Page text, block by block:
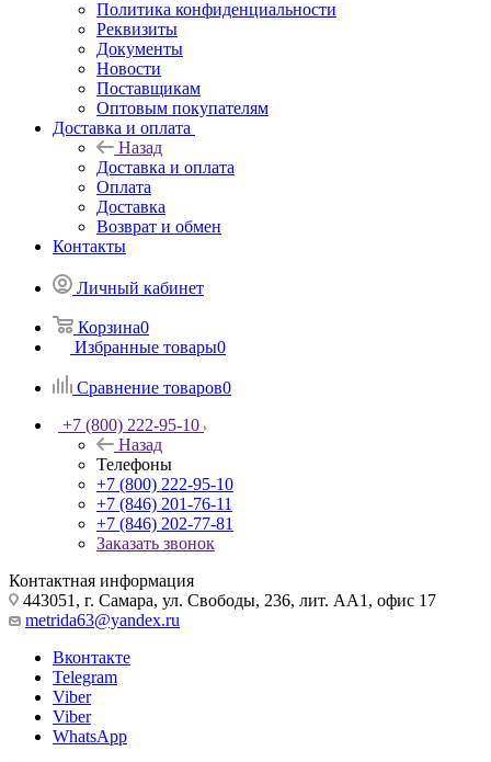
Политика конфиденциальности
Реквизиты
Документы
Новости
Поставщикам
Оптовым покупателям
Доставка и оплата
Назад
Доставка и оплата
Оплата
Доставка
Возврат и обмен
Контакты
Личный кабинет
Корзина0
Избранные товары0
Сравнение товаров0
+7 (800) 222-95-10
Назад
Телефоны
+7 (800) 222-95-10
+7 (846) 201-76-11
+7 (846) 202-77-81
Заказать звонок
Контактная информация
443051, г. Самара, ул. Свободы, 236, лит. АА1, офис 17
metrida63@yandex.ru
Вконтакте
Telegram
Viber
Viber
WhatsApp